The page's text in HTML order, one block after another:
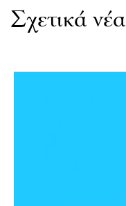
Σχετικά νέα